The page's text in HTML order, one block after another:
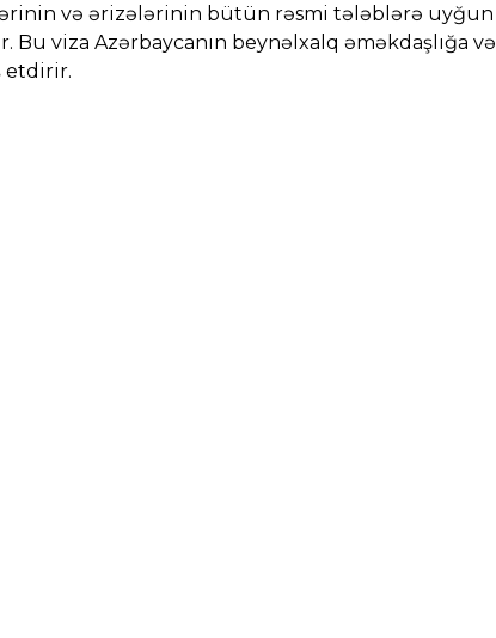
və ərizələrinin bütün rəsmi tələblərə uyğun
Bu viza Azərbaycanın beynəlxalq əməkdaşlığa və
etdirir.